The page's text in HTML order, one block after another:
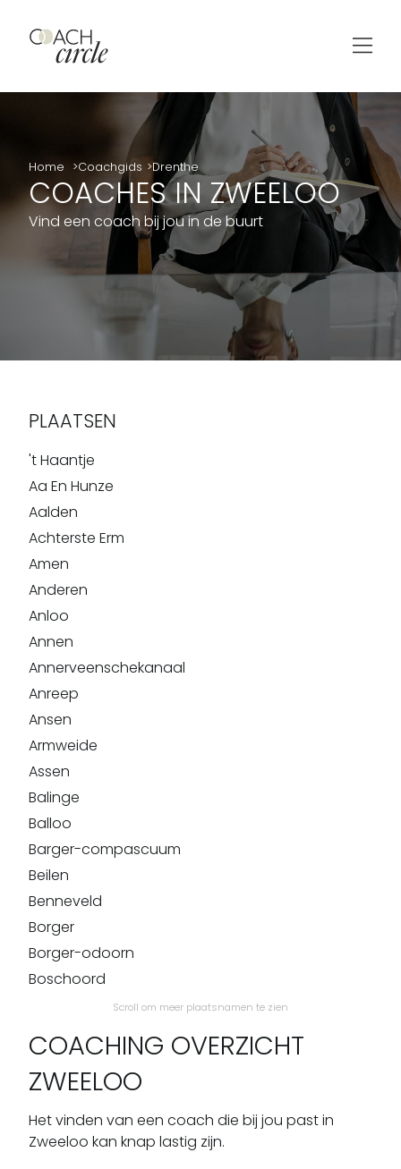
Home Coachgids Drenthe
COACHES IN ZWEELOO
Vind een coach bij jou in de buurt
PLAATSEN
't Haantje
Aa En Hunze
Aalden
Achterste Erm
Amen
Anderen
Anloo
Annen
Annerveenschekanaal
Anreep
Ansen
Armweide
Assen
Balinge
Balloo
Barger-compascuum
Beilen
Benneveld
Borger
Borger-odoorn
Boschoord
Bovensmilde
Bronnegerveen
Bruntinge
Buinerveen
Scroll om meer plaatsnamen te zien
COACHING OVERZICHT
ZWEELOO
Het vinden van een coach die bij jou past in
Zweeloo kan knap lastig zijn.